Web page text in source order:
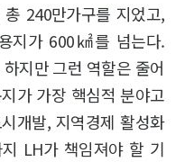
240만가구를 지었고,
지가 600㎢를 넘는다.
지만 그런 역할은 줄어
가 가장 핵심적 분야고
개발, 지역경제 활성화
LH가 책임져야 할 기